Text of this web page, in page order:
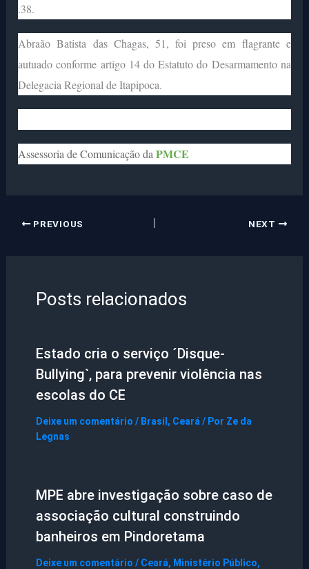
.38.
Abraão Batista das Chagas, 51, foi preso em flagrante e
autuado conforme artigo 14 do Estatuto do Desarmamento na
Delegacia Regional de Itapipoca.
Assessoria de Comunicação da PMCE
PREVIOUS NEXT
Posts relacionados
Estado cria o serviço ´Disque-
Bullying`, para prevenir violência nas
escolas do CE
Deixe um comentário / Brasil , Ceará / Por Ze da
Legnas
MPE abre investigação sobre caso de
associação cultural construindo
banheiros em Pindoretama
Deixe um comentário / Ceará, Ministério Público,